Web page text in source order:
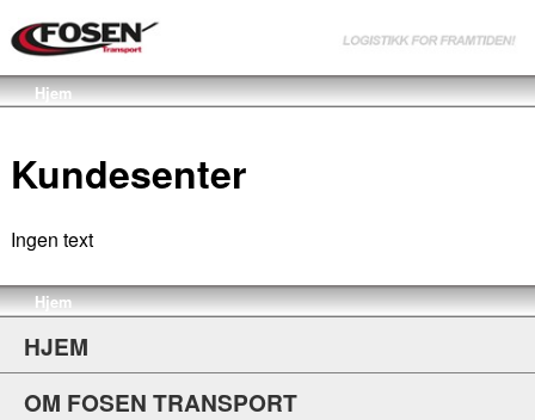
Hjem
Kundesenter
Ingen text
Hjem
HJEM
OM FOSEN TRANSPORT